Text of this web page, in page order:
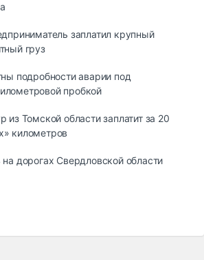
заплатил крупный
груз
подробности аварии под
пробкой
из Томской области заплатит за 20
километров
на дорогах Свердловской области